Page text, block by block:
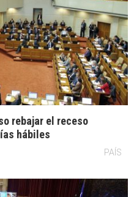
rebajar el receso
hábiles
PAÍS